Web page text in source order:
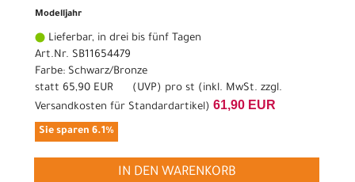
Modelljahr
Lieferbar, in drei bis fünf Tagen
Art.Nr. SB11654479
Farbe: Schwarz/Bronze
statt 65,90 EUR ( UVP) pro st (inkl. MwSt. zzgl.
Versandkosten für Standardartikel) 61,90 EUR
Sie sparen 6.1%
IN DEN WARENKORB